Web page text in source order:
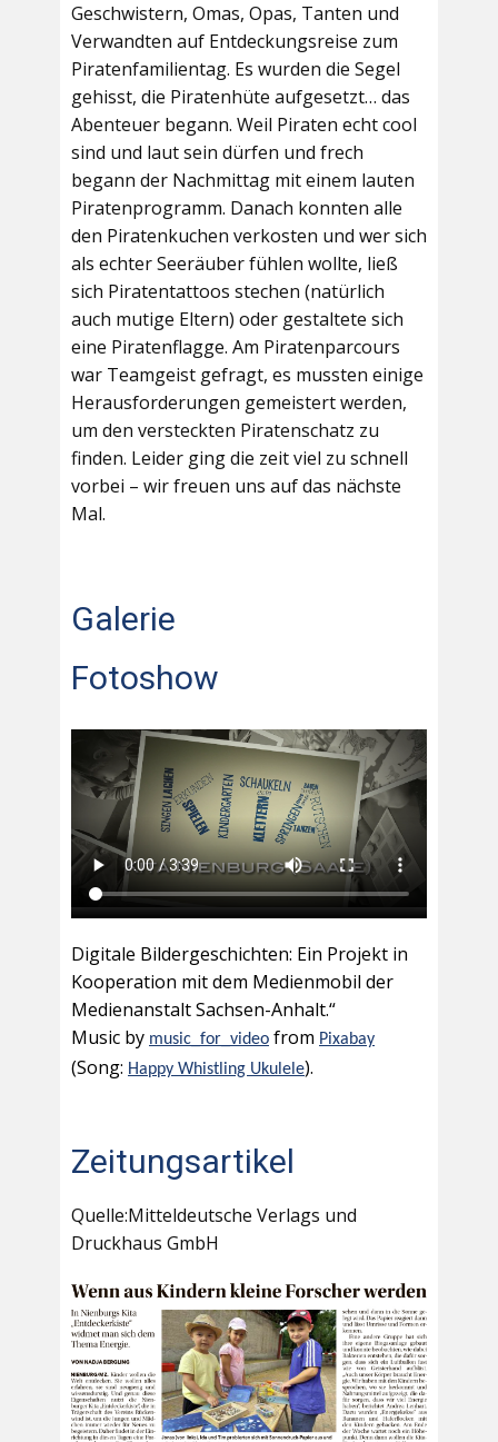
Geschwistern, Omas, Opas, Tanten und
Verwandten auf Entdeckungsreise zum
Piratenfamilientag. Es wurden die Segel
gehisst, die Piratenhüte aufgesetzt… das
Abenteuer begann. Weil Piraten echt cool
sind und laut sein dürfen und frech
begann der Nachmittag mit einem lauten
Piratenprogramm. Danach konnten alle
den Piratenkuchen verkosten und wer sich
als echter Seeräuber fühlen wollte, ließ
sich Piratentattoos stechen (natürlich
auch mutige Eltern) oder gestaltete sich
eine Piratenflagge. Am Piratenparcours
war Teamgeist gefragt, es mussten einige
Herausforderungen gemeistert werden,
um den versteckten Piratenschatz zu
finden. Leider ging die zeit viel zu schnell
vorbei – wir freuen uns auf das nächste
Mal.
Galerie
Fotoshow
Digitale Bildergeschichten: Ein Projekt in
Kooperation mit dem Medienmobil der
Medienanstalt Sachsen-Anhalt.“
Music by music_for_video from Pixabay
(Song: Happy Whistling Ukulele).
Zeitungsartikel
Quelle:Mitteldeutsche Verlags und
Druckhaus GmbH